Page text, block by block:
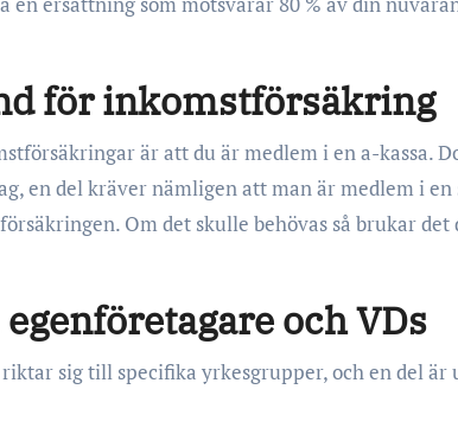
för inkomstförsäkring
är att du är medlem i en a-kassa.
en del kräver nämligen att man är medlem i
Om det skulle behövas så brukar det
och VDs
sig till specifika yrkesgrupper, och en del är